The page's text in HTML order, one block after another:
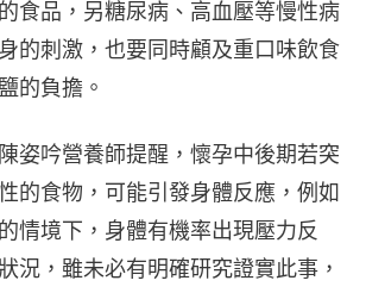
食品，另糖尿病、高血壓等慢性病
的刺激，也要同時顧及重口味飲食
的負擔。
姿吟營養師提醒，懷孕中後期若突
的食物，可能引發身體反應，例如
情境下，身體有機率出現壓力反
況，雖未必有明確研究證實此事，